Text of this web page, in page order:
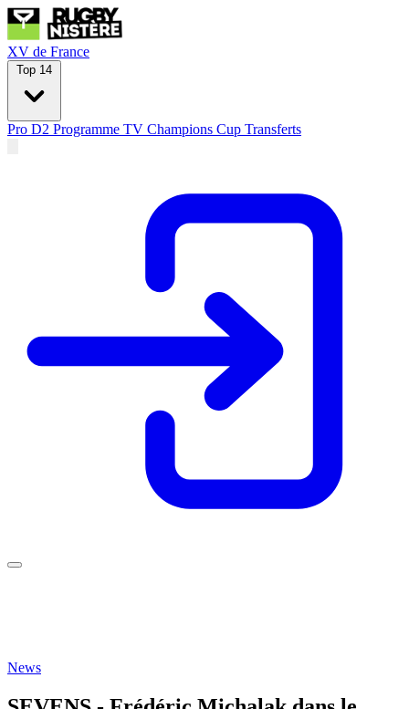
XV de France
Top 14
Pro D2 Programme TV Champions Cup Transferts
News